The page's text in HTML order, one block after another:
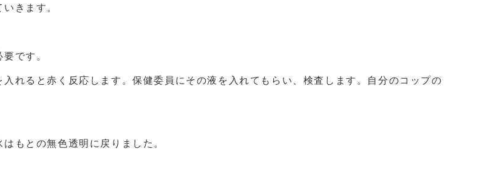
きます。
です。
れると赤く反応します。保健委員にその液を入れてもらい、検査します。自分のコップの
もとの無色透明に戻りました。